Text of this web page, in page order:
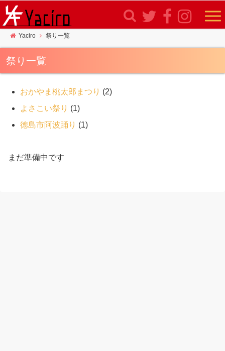
Yaciro 祭り一覧
祭り一覧
おかやま桃太郎まつり (2)
よさこい祭り (1)
徳島市阿波踊り (1)
まだ準備中です